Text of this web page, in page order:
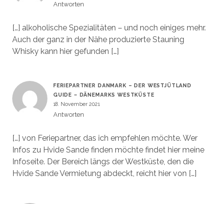
Antworten
[…] alkoholische Spezialitäten – und noch einiges mehr.
Auch der ganz in der Nähe produzierte Stauning
Whisky kann hier gefunden […]
FERIEPARTNER DANMARK – DER WESTJÜTLAND
GUIDE – DÄNEMARKS WESTKÜSTE
18. November 2021
Antworten
[…] von Feriepartner, das ich empfehlen möchte. Wer
Infos zu Hvide Sande finden möchte findet hier meine
Infoseite. Der Bereich längs der Westküste, den die
Hvide Sande Vermietung abdeckt, reicht hier von […]